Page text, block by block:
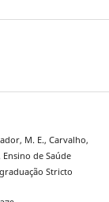
M. E., Carvalho,
Ensino de Saúde
Stricto